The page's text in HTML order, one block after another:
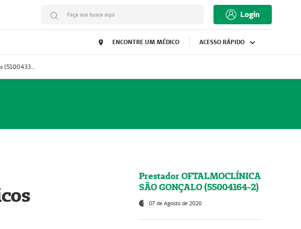
Faça sua busca aqui Login
ENCONTRE UM MÉDICO ACESSO RÁPIDO
Prestador Oncoped Serviços Médicos (51004335-0)
Prestador OFTALMOCLÍNICA
SÃO GONÇALO (55004164-2)
07 de Agosto de 2020